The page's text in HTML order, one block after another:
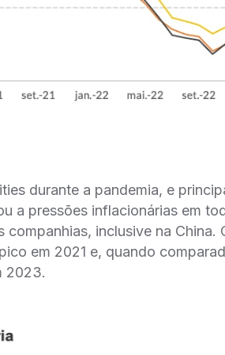
durante a pandemia, e
a pressões inflacionárias em
companhias, inclusive na China.
em 2021 e, quando
2023.